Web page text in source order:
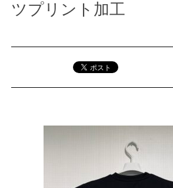
ツプリント加工